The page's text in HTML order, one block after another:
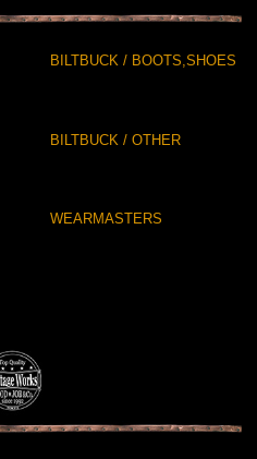
BILTBUCK / BOOTS,SHOES
BILTBUCK / OTHER
WEARMASTERS